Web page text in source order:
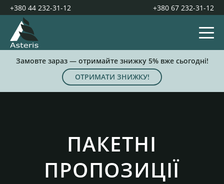
+380 44 232-31-12 +380 67 232-31-12
Замовте зараз — отримайте знижку 5% вже сьогодні!
ОТРИМАТИ ЗНИЖКУ!
ПАКЕТНІ
ПРОПОЗИЦІЇ